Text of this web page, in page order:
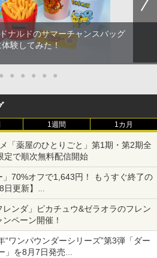
ナルドのサマーチャンスバッグ
験してみた！
● ● ● ● ● ●
1週間 1カ月
「薬屋のひとりごと」第1期・第2期全
定で順次無料配信開始
」70%オフで1,643円！ もうすぐ終了の
更新】
は「大神 絶景版」が67%オフで990円
ンダ」ピカチュウ&ゼラオラのフレン
ペーン開催！
ワンパウンダーシリーズ”第3弾「ダー
」を8月7日発売